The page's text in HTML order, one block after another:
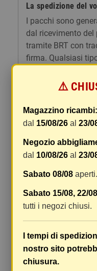
La spedizione del
I pacchi sono
dal ricevimento
tramite BRT con
firma. Qualsiasi
gestione e
di gestione sono
variano a seconda
spedizione. Vi
vostri articoli in un
possibile
spedizione
essi. Il vostro
ma viene prestata
caso di oggetti
Le scatole hanno
ampie e i vostri
⚠️
Magazzino ricambi:
dal 15/08/26 al23/
Negozio
dal 10/08/26 al23/
Sabato 08/08 aperti.
Sabato 15/08, 22/
tutti i negozi chiusi.
I tempi di
nostro sito
chiusura.